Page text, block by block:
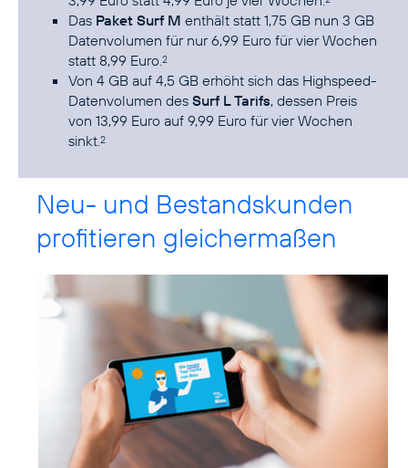
Das Paket Surf M enthält statt 1,75 GB nun 3 GB
Datenvolumen für nur 6,99 Euro für vier Wochen
statt 8,99 Euro. 2
Von 4 GB auf 4,5 GB erhöht sich das Highspeed-
Datenvolumen des Surf L Tarifs, dessen Preis
von 13,99 Euro auf 9,99 Euro für vier Wochen
sinkt. 2
Neu- und Bestandskunden
profitieren gleichermaßen